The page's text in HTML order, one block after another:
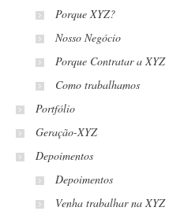
Porque XYZ?
Nosso Negócio
Porque Contratar a XYZ
Como trabalhamos
Portfólio
Geração-XYZ
Depoimentos
Depoimentos
Venha trabalhar na XYZ